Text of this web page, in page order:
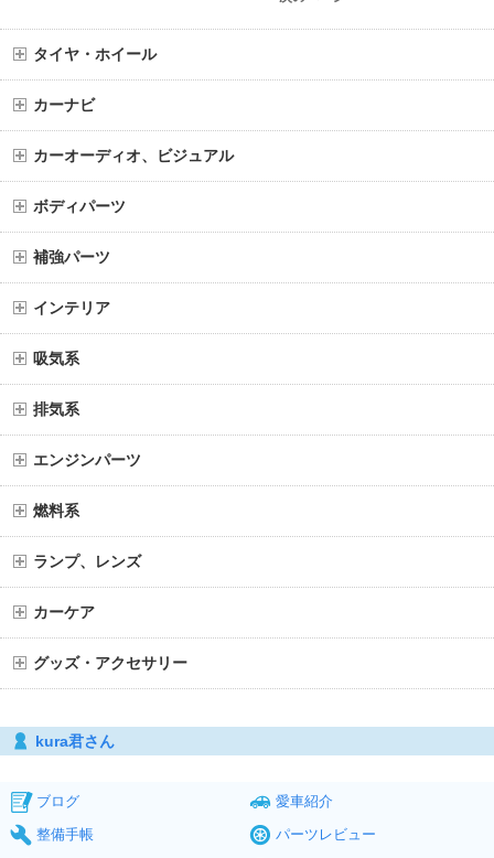
タイヤ・ホイール
カーナビ
カーオーディオ、ビジュアル
ボディパーツ
補強パーツ
インテリア
吸気系
排気系
エンジンパーツ
燃料系
ランプ、レンズ
カーケア
グッズ・アクセサリー
kura君さん
ブログ
愛車紹介
整備手帳
パーツレビュー